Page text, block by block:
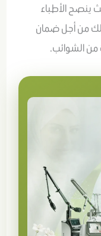
ينصح الأطباء
وذلك من أجل ضمان
من الشوائب.